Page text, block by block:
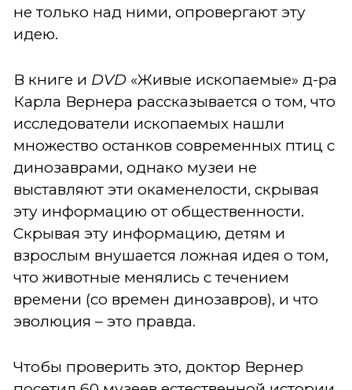
не только над ними, опровергают эту
идею.
В книге и DVD «Живые ископаемые» д-ра
Карла Вернера рассказывается о том, что
исследователи ископаемых нашли
множество останков современных птиц с
динозаврами, однако музеи не
выставляют эти окаменелости, скрывая
эту информацию от общественности.
Скрывая эту информацию, детям и
взрослым внушается ложная идея о том,
что животные менялись с течением
времени (со времен динозавров), и что
эволюция – это правда.
Чтобы проверить это, доктор Вернер